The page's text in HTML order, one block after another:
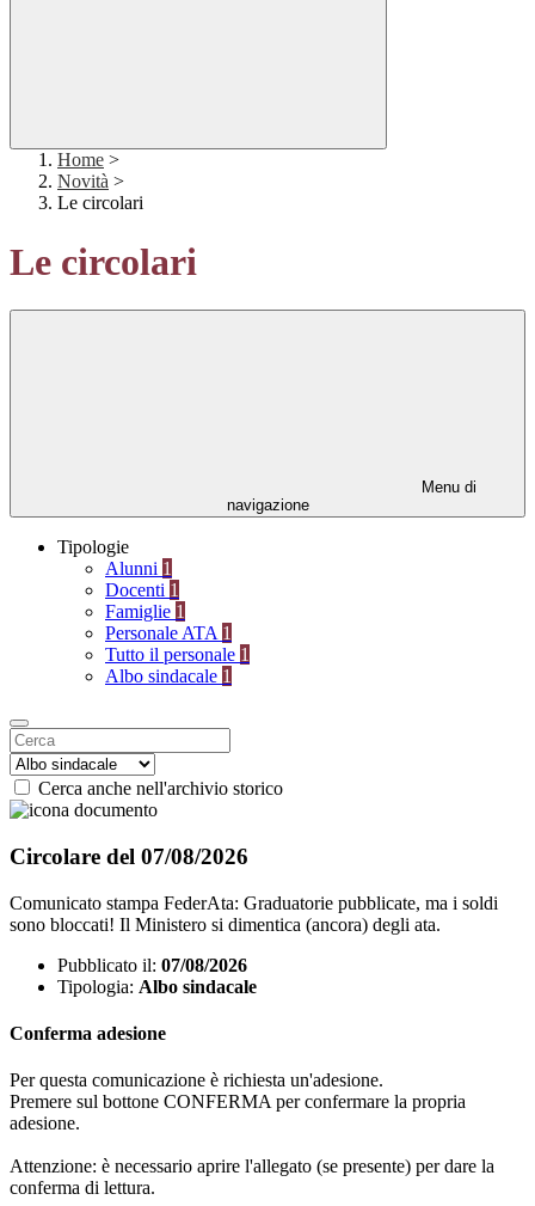
Home >
Novità >
Le circolari
Le circolari
Menu di
navigazione
Tipologie
Alunni 1
Docenti 1
Famiglie 1
Personale ATA 1
Tutto il personale 1
Albo sindacale 1
Cerca anche nell'archivio storico
Circolare del 07/08/2026
Comunicato stampa FederAta: Graduatorie pubblicate, ma i soldi
sono bloccati! Il Ministero si dimentica (ancora) degli ata.
Pubblicato il: 07/08/2026
Tipologia: Albo sindacale
Conferma adesione
Per questa comunicazione è richiesta un'adesione.
Premere sul bottone CONFERMA per confermare la propria
adesione.
Attenzione: è necessario aprire l'allegato (se presente) per dare la
conferma di lettura.